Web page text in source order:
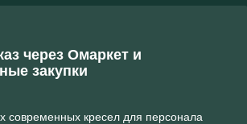
через Омаркет и
закупки
современных кресел для персонала